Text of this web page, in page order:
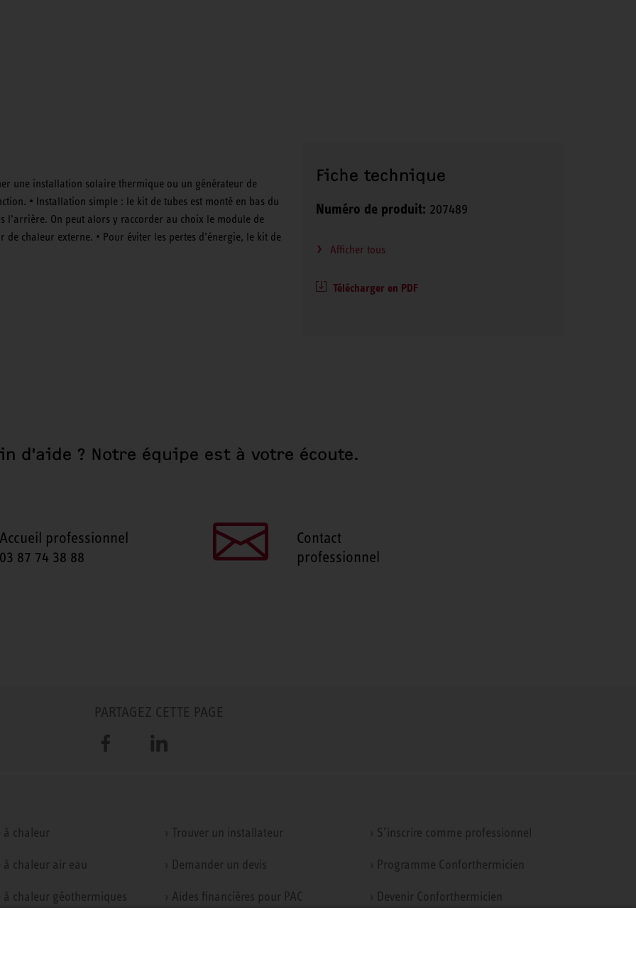
une installation solaire thermique ou un générateur de
• Installation simple : le kit de tubes est monté en bas du
On peut alors y raccorder au choix le module de
chaleur externe. • Pour éviter les pertes d’énergie, le kit de
Fiche technique
Numéro de produit: 207489
Afficher tous
Télécharger en PDF
d'aide ? Notre équipe est à votre écoute.
professionnel
87 74 38 88
Contact
professionnel
PARTAGEZ CETTE PAGE
Facebook LinkedIn
à chaleur
à chaleur air eau
à chaleur géothermiques
› Trouver un installateur
› Demander un devis
› Aides financières pour PAC
› S’inscrire comme professionnel
› Programme Conforthermicien
› Devenir Conforthermicien